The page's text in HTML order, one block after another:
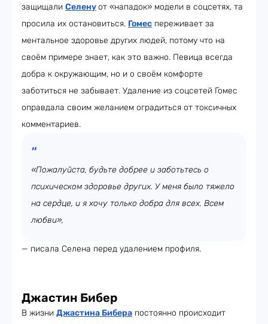
защищали Селенуот «нападок» модели в соцсетях, та
просила их остановиться. Гомес переживает за
ментальное здоровье других людей, потому что на
своём примере знает, как это важно. Певица всегда
добра к окружающим, но и о своём комфорте
заботиться не забывает. Удаление из соцсетей Гомес
оправдала своим желанием оградиться от токсичных
комментариев.
«Пожалуйста, будьте добрее и заботьтесь о
психическом здоровье других. У меня было тяжело
на сердце, и я хочу только добра для всех. Всем
любви»,
— писала Селена перед удалением профиля.
Джастин Бибер
В жизни Джастина Бибера постоянно происходит